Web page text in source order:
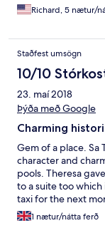
Richard, 5 nætur/
Staðfest umsögn
10/10
23. maí 2018
Þýða með Google
Charming
Gem of a place. Sa
character and
pools. Theresa
to a suite too which
taxi for the next
one night we
nicely furnished
1 nætur/nátta ferð